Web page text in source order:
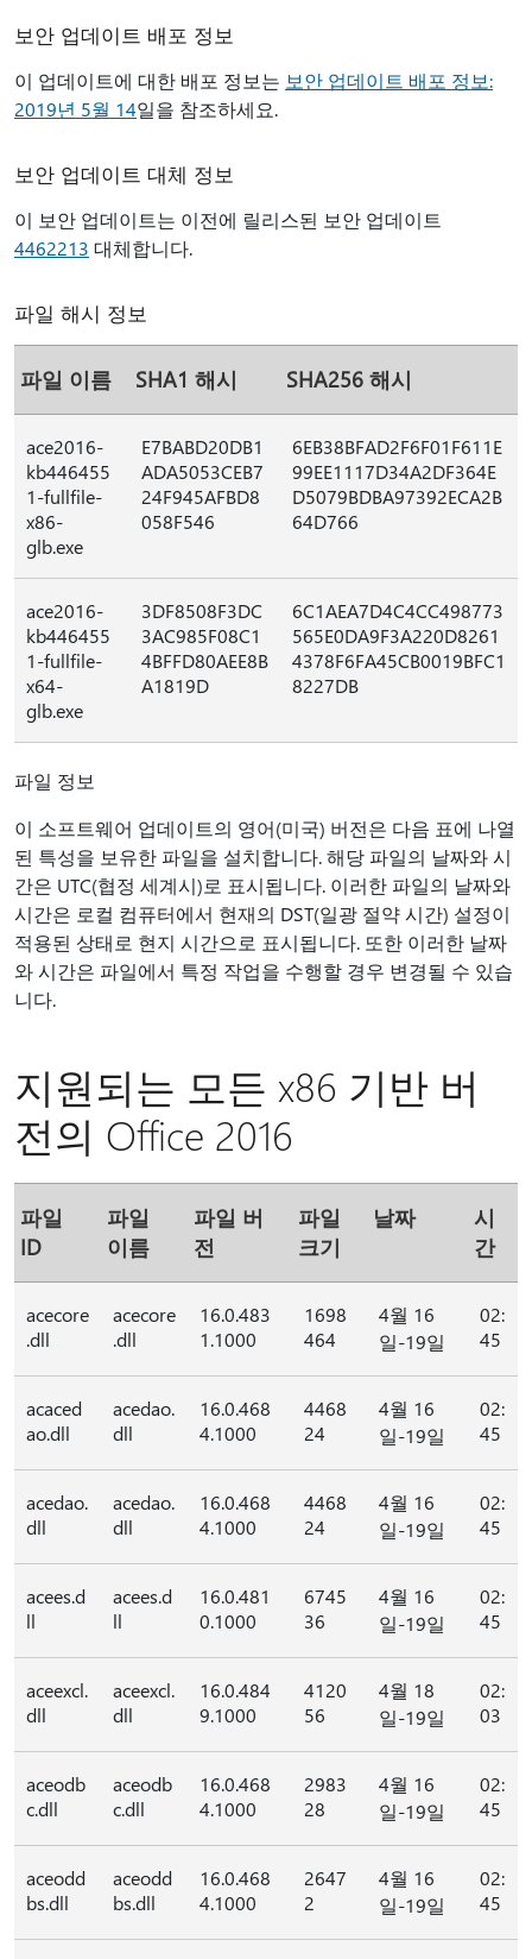
보안 업데이트 배포 정보
이 업데이트에 대한 배포 정보는 보안 업데이트 배포 정보:
2019년 5월 14일을 참조하세요.
보안 업데이트 대체 정보
이 보안 업데이트는 이전에 릴리스된 보안 업데이트
4462213 대체합니다.
파일 해시 정보
파일 이름 SHA1 해시 SHA256 해시
ace2016-
kb446455
1-fullfile-
x86-
glb.exe
E7BABD20DB1
ADA5053CEB7
24F945AFBD8
058F546
6EB38BFAD2F6F01F611E
99EE1117D34A2DF364E
D5079BDBA97392ECA2B
64D766
ace2016-
kb446455
1-fullfile-
x64-
glb.exe
3DF8508F3DC
3AC985F08C1
4BFFD80AEE8B
A1819D
6C1AEA7D4C4CC498773
565E0DA9F3A220D8261
4378F6FA45CB0019BFC1
8227DB
파일 정보
이 소프트웨어 업데이트의 영어(미국) 버전은 다음 표에 나열
된 특성을 보유한 파일을 설치합니다. 해당 파일의 날짜와 시
간은 UTC(협정 세계시)로 표시됩니다. 이러한 파일의 날짜와
시간은 로컬 컴퓨터에서 현재의 DST(일광 절약 시간) 설정이
적용된 상태로 현지 시간으로 표시됩니다. 또한 이러한 날짜
와 시간은 파일에서 특정 작업을 수행할 경우 변경될 수 있습
니다.
지원되는 모든 x86 기반 버
전의 Office 2016
파일
ID
파일
이름
파일 버
전
파일
크기
날짜
시
간
acecore
.dll
acecore
.dll
16.0.483
1.1000
1698
464
4월 16
일-19일
02:
45
acaced
ao.dll
acedao.
dll
16.0.468
4.1000
4468
24
4월 16
일-19일
02:
45
acedao.
dll
acedao.
dll
16.0.468
4.1000
4468
24
4월 16
일-19일
02:
45
acees.d
ll
acees.d
ll
16.0.481
0.1000
6745
36
4월 16
일-19일
02:
45
aceexcl.
dll
aceexcl.
dll
16.0.484
9.1000
4120
56
4월 18
일-19일
02:
03
aceodb
c.dll
aceodb
c.dll
16.0.468
4.1000
2983
28
4월 16
일-19일
02:
45
aceodd
bs.dll
aceodd
bs.dll
16.0.468
4.1000
2647
2
4월 16
일-19일
02:
45